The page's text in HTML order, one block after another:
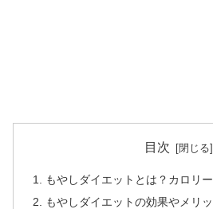
目次
もやしダイエットとは？カロリ
もやしダイエットの効果やメリッ